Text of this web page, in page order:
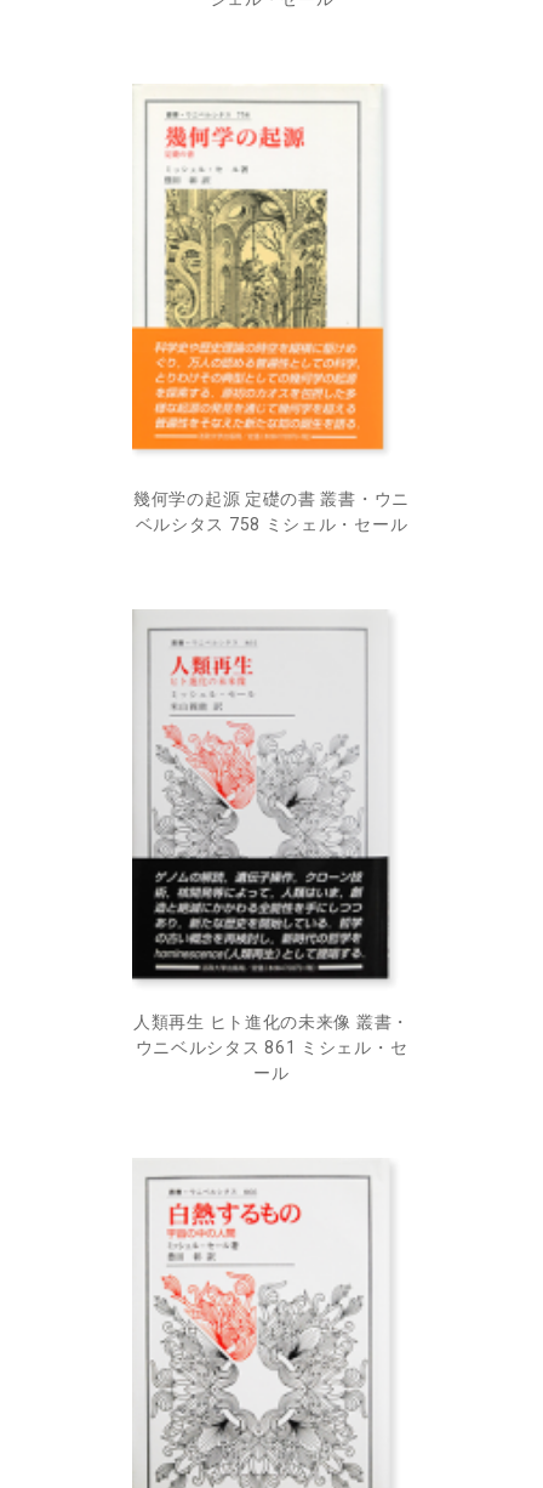
幾何学の起源 定礎の書 叢書・ウニ
ベルシタス 758 ミシェル・セール
人類再生 ヒト進化の未来像 叢書・
ウニベルシタス 861 ミシェル・セ
ール